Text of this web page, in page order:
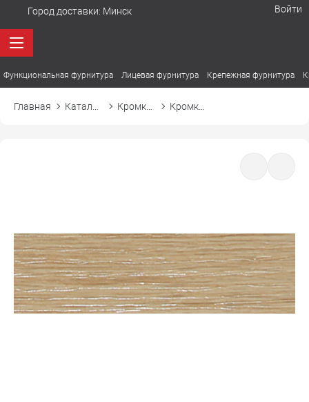
Город доставки: Минск Войти
Функциональная фурнитура Лицевая фурнитура Крепежная фурнитура
Главная